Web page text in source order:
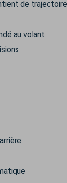
de trajectoire
au volant